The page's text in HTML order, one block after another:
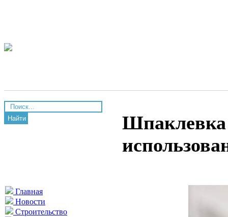
Найти
Главная
Новости
Строительство
Шпаклевка